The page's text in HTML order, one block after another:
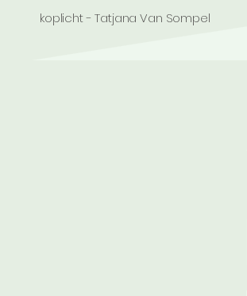
koplicht - Tatjana Van Sompel